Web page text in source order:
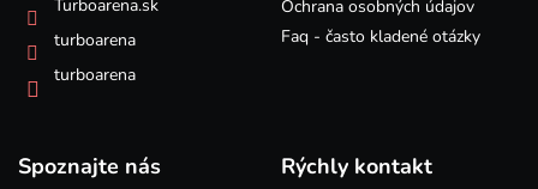
Turboarena.sk
turboarena
turboarena
Ochrana osobných údajov
Faq - často kladené otázky
Spoznajte nás
Rýchly kontakt